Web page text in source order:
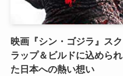
映画『シン・ゴジラ』スク
ラップ＆ビルドに込められ
た日本への熱い想い